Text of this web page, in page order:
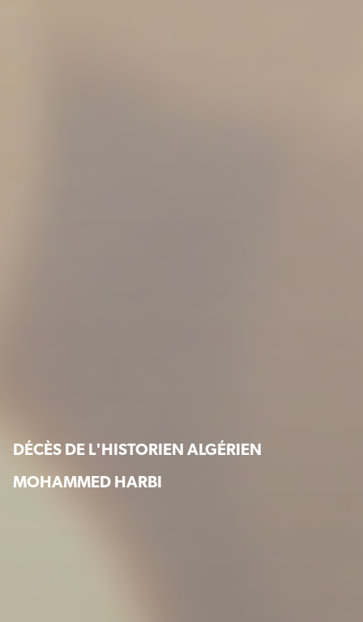
DÉCÈS DE L'HISTORIEN ALGÉRIEN
MOHAMMED HARBI